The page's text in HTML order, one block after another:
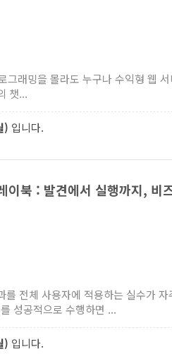
그래밍을 몰라도 누구나 수익형 웹
챗...
) 입니다.
이북 : 발견에서 실행까지, 비
전체 사용자에 적용하는 실수가
성공적으로 수행하면 ...
) 입니다.